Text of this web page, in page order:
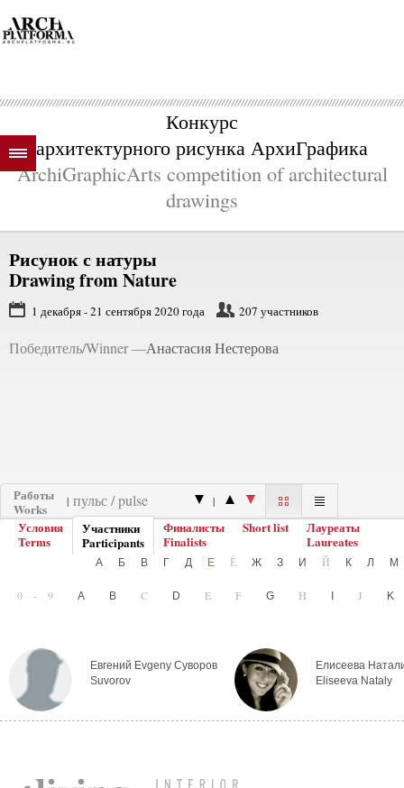
Конкурс
архитектурного рисунка АрхиГрафика
ArchiGraphicArts competition of architectural
drawings
Рисунок с натуры
Drawing from Nature
1 декабря - 21 сентября 2020 года 207 участников
Победитель/Winner —Анастасия Нестерова
Работы
Works
| |
Условия
Terms
Участники
Participants
Финалисты
Finalists
Short list
Лауреаты
Laureates
А Б В Г Д Е Ё Ж З И Й К Л М
0-9 A B C D E F G H J K
Евгений Evgeny Суворов
Suvorov
Елисеева
Eliseeva Nataly